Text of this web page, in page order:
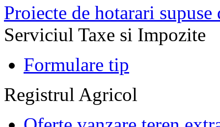
Proiecte de hotarari
Serviciul Taxe si Impozite
Formulare tip
Registrul Agricol